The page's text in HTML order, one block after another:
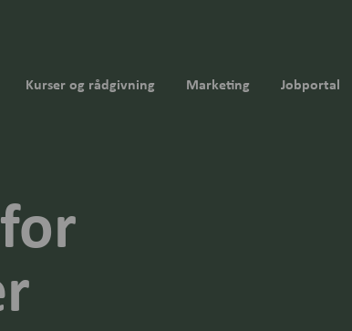
Kurser og rådgivning Marketing Jobportal